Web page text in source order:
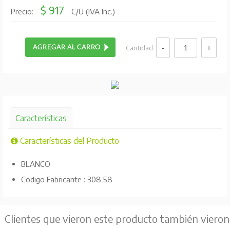
Precio: $ 917 C/U (IVA Inc.)
Cantidad:
Características
Características del Producto
BLANCO
Codigo Fabricante : 308 58
Clientes que vieron este producto también vieron